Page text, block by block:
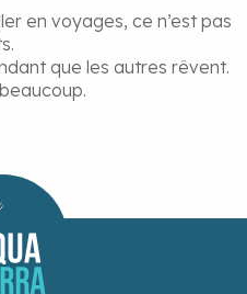
en voyages, ce n’est pas
que les autres rêvent.